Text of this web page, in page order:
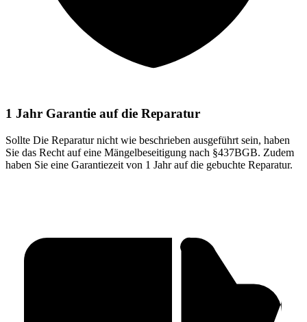
1 Jahr Garantie auf die Reparatur
Sollte Die Reparatur nicht wie beschrieben ausgeführt sein, haben
Sie das Recht auf eine Mängelbeseitigung nach §437BGB. Zudem
haben Sie eine Garantiezeit von 1 Jahr auf die gebuchte Reparatur.